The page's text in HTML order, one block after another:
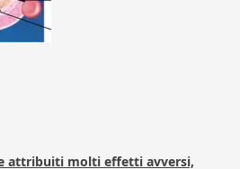
attribuiti molti effetti avversi,